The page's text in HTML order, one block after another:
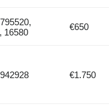
16580
€650
€1.750